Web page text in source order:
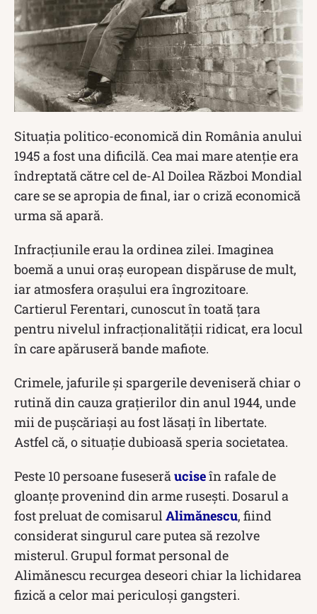
Situația politico-economică din România anului
1945 a fost una dificilă. Cea mai mare atenție era
îndreptată către cel de-Al Doilea Război Mondial
care se se apropia de final, iar o criză economică
urma să apară.
Infracțiunile erau la ordinea zilei. Imaginea
boemă a unui oraș european dispăruse de mult,
iar atmosfera orașului era îngrozitoare.
Cartierul Ferentari, cunoscut în toată țara
pentru nivelul infracționalității ridicat, era locul
în care apăruseră bande mafiote.
Crimele, jafurile și spargerile deveniseră chiar o
rutină din cauza grațierilor din anul 1944, unde
mii de pușcăriași au fost lăsați în libertate.
Astfel că, o situație dubioasă speria societatea.
Peste 10 persoane fuseserăuciseîn rafale de
gloanțe provenind din arme rusești. Dosarul a
fost preluat de comisarulAlimănescu, fiind
considerat singurul care putea să rezolve
misterul. Grupul format personal de
Alimănescu recurgea deseori chiar la lichidarea
fizică a celor mai periculoși gangsteri.